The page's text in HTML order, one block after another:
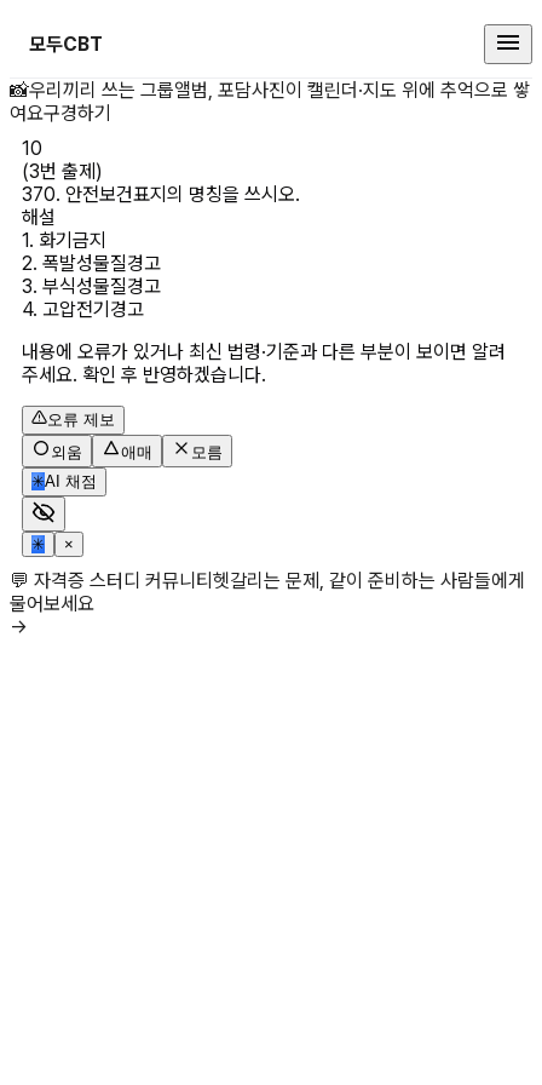
모두CBT
(3번 출제) 370. 안전보건표지의
📸우리끼리 쓰는 그룹앨범, 포담사진이 캘린더·지도 위에 추억으로 쌓
여요구경하기
10
(3번 출제)
370. 안전보건표지의 명칭을 쓰시오.
해설
1. 화기금지
2. 폭발성물질경고
3. 부식성물질경고
4. 고압전기경고
내용에 오류가 있거나 최신 법령·기준과 다른 부분이 보이면 알려
주세요. 확인 후 반영하겠습니다.
오류 제보
외움
애매
모름
✳AI 채점
✳ ×
💬 자격증 스터디 커뮤니티헷갈리는 문제, 같이 준비하는 사람들에게
물어보세요
→